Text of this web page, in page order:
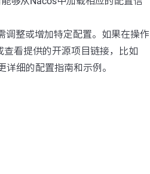
调整或增加特定配置。如果在操作
看提供的开源项目链接，比如
细的配置指南和示例。